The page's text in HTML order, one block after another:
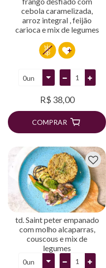
cebola caramelizada,
arroz integral , feijão
carioca e mix de legumes
R$ 38,00
COMPRAR
td. Saint peter empanado
com molho alcaparras,
couscous e mix de
legumes